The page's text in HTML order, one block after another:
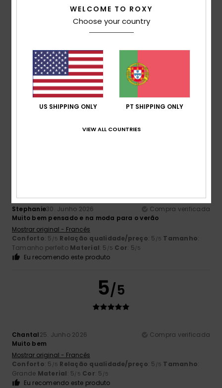
5/5
6. Julho 2026
O pedido está a demorar um pouco a chegar
Mostrar original - Alemão
Eu recomendo este produto
Stephanie30. Junho 2026
Compra verificada
Muito bem pensado e na moda para o verão
Mostrar original - Francês
Conforto: 5 /5 Relação qualidade/preço: 5 /5 Tamanho:
Tamanho perfeito Material: 5 /5 Cor: 5/5
Eu recomendo este produto
5/5
Chantal25. Junho 2026
Compra verificada
Muito bem
Mostrar original - Francês
Conforto: 5 /5 Relação qualidade/preço: 5 /5 Tamanho:
Grande Material: 5/5 Cor: 5 /5
Eu recomendo este produto
WELCOME TO ROXY
Choose your country
US SHIPPING ONLY PT SHIPPING ONLY
VIEW ALL COUNTRIES